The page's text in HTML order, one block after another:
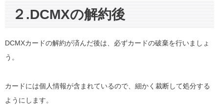
２.DCMXの解約後
DCMXカードの解約が済んだ後は、必ずカードの破棄を行いましょ
う。
カードには個人情報が含まれているので、細かく裁断して処分する
ようにします。